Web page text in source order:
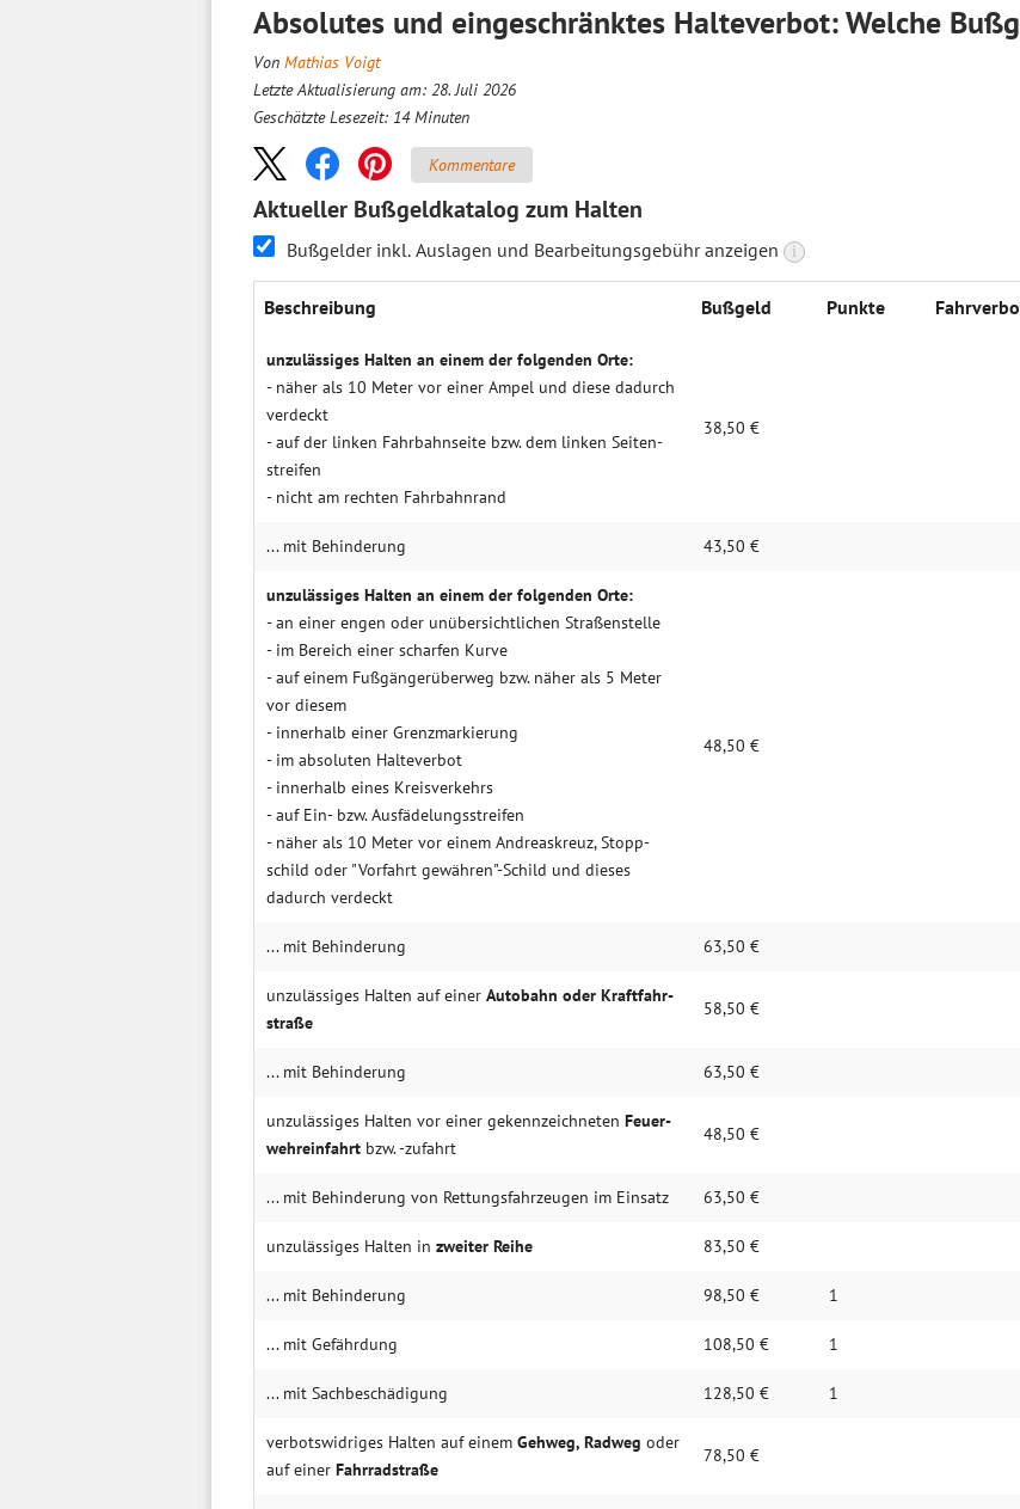
Absolutes und eingeschränktes Halteverbot: Welche
Von Mathias Voigt
Letzte Aktualisierung am: 28. Juli 2026
Geschätzte Lesezeit: 14 Minuten
Kommentare
Aktueller Bußgeldkatalog zum Halten
Bußgelder inkl. Auslagen und Bearbeitungsgebühr anzeigen i
Beschrei­bung Buß­geld Punk­te
unzulässiges Halten an einem der folgenden Orte:
- näher als 10 Meter vor einer Ampel und diese dadurch
ver­deckt
- auf der linken Fahr­bahn­seite bzw. dem linken Seiten­
streifen
- nicht am rechten Fahr­bahn­rand
38,50 €
... mit Behin­derung 43,50 €
unzulässiges Halten an einem der folgenden Orte:
- an einer engen oder un­über­sicht­lichen Straßen­stelle
- im Bereich einer scharfen Kurve
- auf einem Fuß­gänger­über­weg bzw. näher als 5 Meter
vor diesem
- inner­halb einer Grenz­mar­kie­rung
- im abso­luten Halte­verbot
- inner­halb eines Kreis­ver­kehrs
- auf Ein- bzw. Aus­fäde­lungs­strei­fen
- näher als 10 Meter vor einem Andreas­kreuz, Stopp­
schild oder "Vorfahrt gewähren"-Schild und dieses
dadurch verdeckt
48,50 €
... mit Behin­derung 63,50 €
unzulässiges Halten auf einer Auto­bahn oder Kraft­fahr­
straße
58,50 €
... mit Behin­derung 63,50 €
unzulässiges Halten vor einer ge­kenn­zeich­neten Feuer­
wehr­ein­fahrt bzw. -zu­fahrt
48,50 €
... mit Behin­derung von Rettungs­fahr­zeugen im Ein­satz 63,50 €
unzulässiges Halten in zweiter Reihe 83,50 €
... mit Behin­derung 98,50 € 1
... mit Gefähr­dung 108,50 € 1
... mit Sachbe­schädigung 128,50 € 1
verbotswidriges Halten auf einem Geh­weg, Rad­weg oder
auf einer Fahr­rad­straße
78,50 €